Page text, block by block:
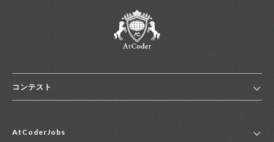
コンテスト
コンテスト一覧
AtCoderJobs